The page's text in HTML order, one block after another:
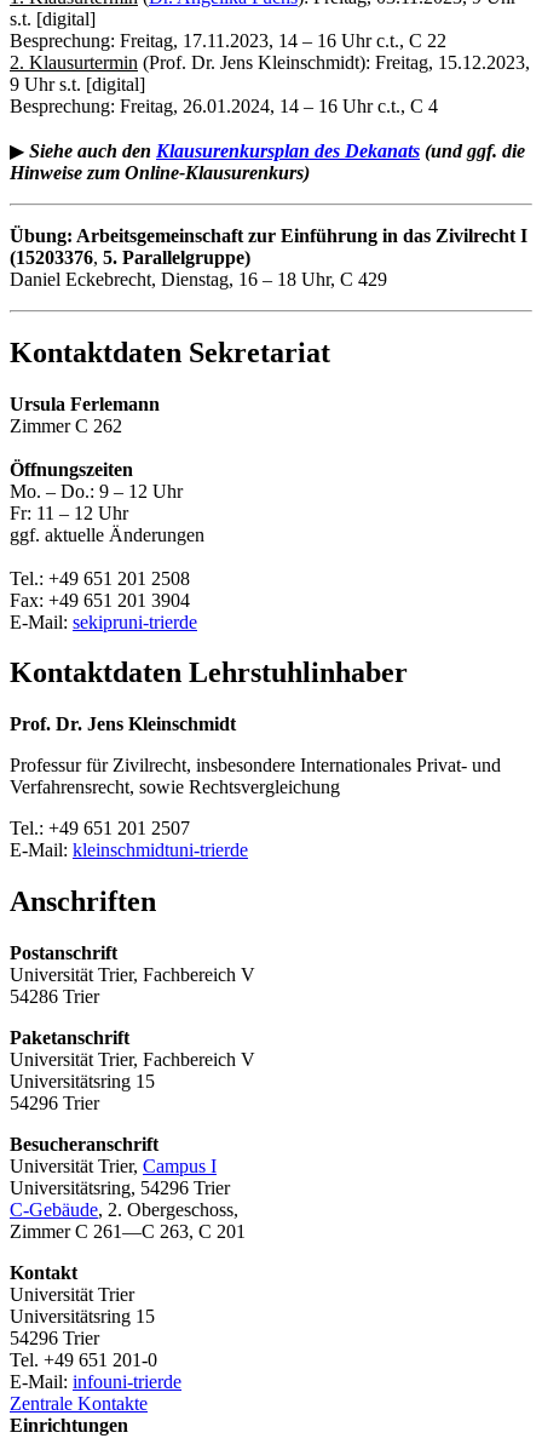
s.t. [digital]
Besprechung: Freitag, 17.11.2023, 14 – 16 Uhr c.t., C 22
2. Klausurtermin (Prof. Dr. Jens Kleinschmidt): Freitag, 15.12.2023,
9 Uhr s.t. [digital]
Besprechung: Freitag, 26.01.2024, 14 – 16 Uhr c.t., C 4
▶ Siehe auch den Klausurenkursplan des Dekanats (und ggf. die
Hinweise zum Online-Klausurenkurs)
Übung: Arbeitsgemeinschaft zur Einführung in das Zivilrecht I
(15203376, 5. Parallelgruppe)
Daniel Eckebrecht, Dienstag, 16 – 18 Uhr, C 429
Kontaktdaten Sekretariat
Ursula Ferlemann
Zimmer C 262
Öffnungszeiten
Mo. – Do.: 9 – 12 Uhr
Fr: 11 – 12 Uhr
ggf. aktuelle Änderungen
Tel.: +49 651 201 2508
Fax: +49 651 201 3904
E-Mail: sekipruni-trierde
Kontaktdaten Lehrstuhlinhaber
Prof. Dr. Jens Kleinschmidt
Professur für Zivilrecht, insbesondere Internationales Privat- und
Verfahrensrecht, sowie Rechtsvergleichung
Tel.: +49 651 201 2507
E-Mail: kleinschmidtuni-trierde
Anschriften
Postanschrift
Universität Trier, Fachbereich V
54286 Trier
Paketanschrift
Universität Trier, Fachbereich V
Universitätsring 15
54296 Trier
Besucheranschrift
Universität Trier, Campus I
Universitätsring, 54296 Trier
C-Gebäude, 2. Obergeschoss,
Zimmer C 261—C 263, C 201
Kontakt
Universität Trier
Universitätsring 15
54296 Trier
Tel. +49 651 201-0
E-Mail: infouni-trierde
Zentrale Kontakte
Einrichtungen